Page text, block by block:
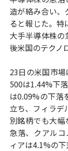
造が絡み合い、
ると報じた。特
大手半導体株
後米国のテクノ
23日の米国市
500は1.44%下
は0.09%の下落
立ち、フィラデ
別銘柄でも大
急落、クアル
ィアは4.1%の下